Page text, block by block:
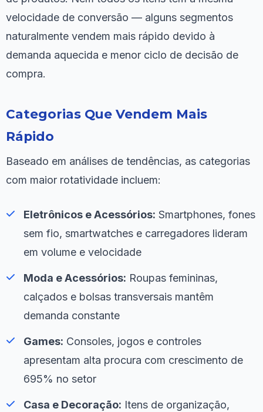
velocidade de conversão — alguns segmentos
naturalmente vendem mais rápido devido à
demanda aquecida e menor ciclo de decisão de
compra.
Categorias Que Vendem Mais
Rápido
Baseado em análises de tendências, as categorias
com maior rotatividade incluem:
Eletrônicos e Acessórios: Smartphones, fones
sem fio, smartwatches e carregadores lideram
em volume e velocidade
Moda e Acessórios: Roupas femininas,
calçados e bolsas transversais mantêm
demanda constante
Games: Consoles, jogos e controles
apresentam alta procura com crescimento de
695% no setor
Casa e Decoração: Itens de organização,